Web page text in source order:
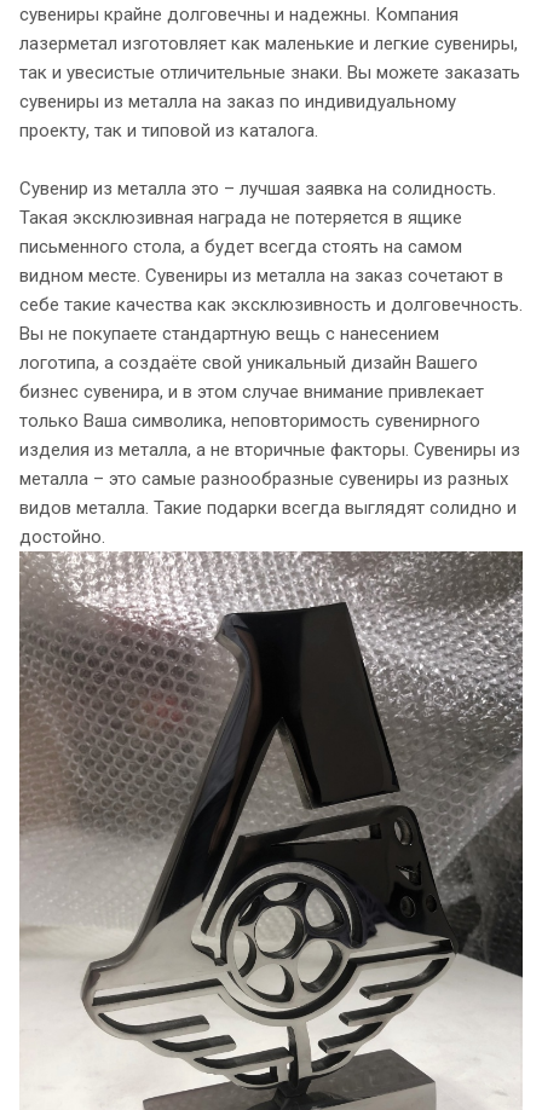
сувениры крайне долговечны и надежны. Компания
лазерметал изготовляет как маленькие и легкие сувениры,
так и увесистые отличительные знаки. Вы можете заказать
сувениры из металла на заказ по индивидуальному
проекту, так и типовой из каталога.
Сувенир из металла это – лучшая заявка на солидность.
Такая эксклюзивная награда не потеряется в ящике
письменного стола, а будет всегда стоять на самом
видном месте. Сувениры из металла на заказ сочетают в
себе такие качества как эксклюзивность и долговечность.
Вы не покупаете стандартную вещь с нанесением
логотипа, а создаёте свой уникальный дизайн Вашего
бизнес сувенира, и в этом случае внимание привлекает
только Ваша символика, неповторимость сувенирного
изделия из металла, а не вторичные факторы. Сувениры из
металла – это самые разнообразные сувениры из разных
видов металла. Такие подарки всегда выглядят солидно и
достойно.